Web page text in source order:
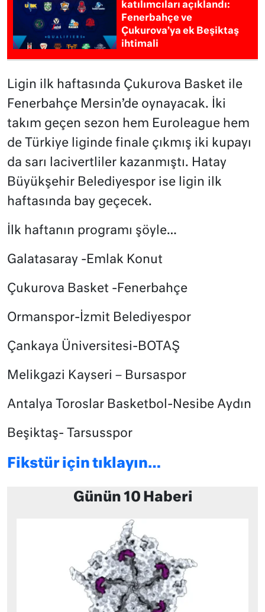
katılımcıları açıklandı:
Fenerbahçe ve
Çukurova’ya ek Beşiktaş
ihtimali
Ligin ilk haftasında Çukurova Basket ile
Fenerbahçe Mersin’de oynayacak. İki
takım geçen sezon hem Euroleague hem
de Türkiye liginde finale çıkmış iki kupayı
da sarı lacivertliler kazanmıştı. Hatay
Büyükşehir Belediyespor ise ligin ilk
haftasında bay geçecek.
İlk haftanın programı şöyle…
Galatasaray -Emlak Konut
Çukurova Basket -Fenerbahçe
Ormanspor-İzmit Belediyespor
Çankaya Üniversitesi-BOTAŞ
Melikgazi Kayseri – Bursaspor
Antalya Toroslar Basketbol-Nesibe Aydın
Beşiktaş- Tarsusspor
Fikstür için tıklayın…
Günün 10 Haberi